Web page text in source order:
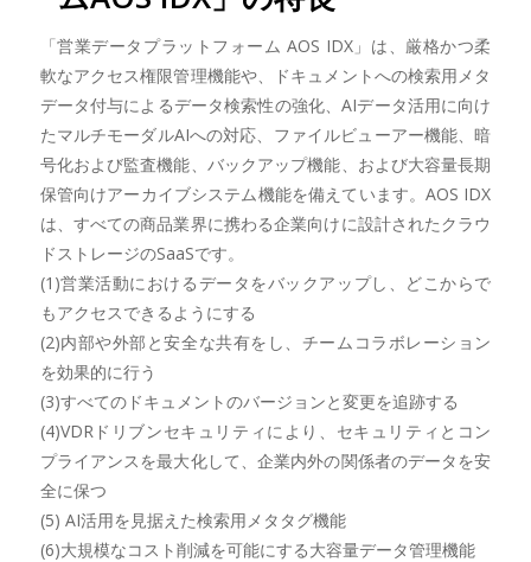
「営業データプラットフォーム AOS IDX」は、厳格かつ柔
軟なアクセス権限管理機能や、ドキュメントへの検索用メタ
データ付与によるデータ検索性の強化、AIデータ活用に向け
たマルチモーダルAIへの対応、ファイルビューアー機能、暗
号化および監査機能、バックアップ機能、および大容量長期
保管向けアーカイブシステム機能を備えています。AOS IDX
は、すべての商品業界に携わる企業向けに設計されたクラウ
ドストレージのSaaSです。
(1)営業活動におけるデータをバックアップし、どこからで
もアクセスできるようにする
(2)内部や外部と安全な共有をし、チームコラボレーション
を効果的に行う
(3)すべてのドキュメントのバージョンと変更を追跡する
(4)VDRドリブンセキュリティにより、セキュリティとコン
プライアンスを最大化して、企業内外の関係者のデータを安
全に保つ
(5) AI活用を見据えた検索用メタタグ機能
(6)大規模なコスト削減を可能にする大容量データ管理機能